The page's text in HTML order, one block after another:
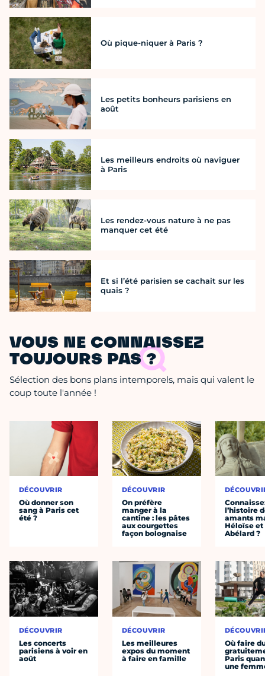
Où pique-niquer à Paris ?
Les petits bonheurs parisiens en
août
Les meilleurs endroits où naviguer
à Paris
Les rendez-vous nature à ne pas
manquer cet été
Et si l’été parisien se cachait sur les
quais ?
VOUS NE CONNAISSEZ
TOUJOURS PAS ?
Sélection des bons plans intemporels, mais qui valent le
coup toute l'année !
DÉCOUVRIR
Où donner son
sang à Paris cet
été ?
DÉCOUVRIR
Les concerts
parisiens à voir en
août
DÉCOUVRIR
On préfère
manger à la
cantine : les pâtes
aux courgettes
façon bolognaise
DÉCOUVRIR
Les meilleures
expos du moment
à faire en famille
l’histoire
amants
Héloïse et
Abélard ?
Où faire
Paris
une